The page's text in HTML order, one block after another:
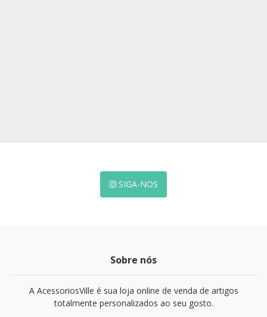
SIGA-NOS
Sobre nós
A AcessoriosVille é sua loja online de venda de artigos
totalmente personalizados ao seu gosto.